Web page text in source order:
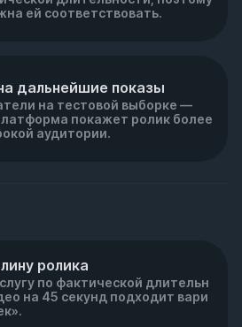
ей соответствовать.
дальнейшие показы
на тестовой выборке —
покажет ролик более
аудитории.
ролика
по фактической длительн
на 45 секунд подходит вари